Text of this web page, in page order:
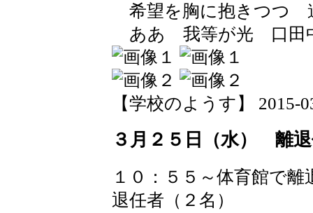
希望を胸に抱きつつ
ああ 我等が光 口田
【学校のようす】 2015-
３月２５日（水） 離
１０：５５～体育館で
退任者（２名）